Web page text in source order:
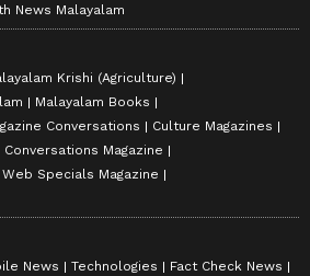
News Malayalam
Krishi (Agriculture)
Malayalam Books
Conversations
Culture Magazines
Conversations Magazine
Web Specials Magazine
News Technologies
Fact Check News